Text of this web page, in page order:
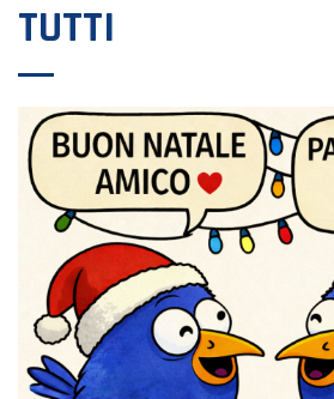
TUTTI